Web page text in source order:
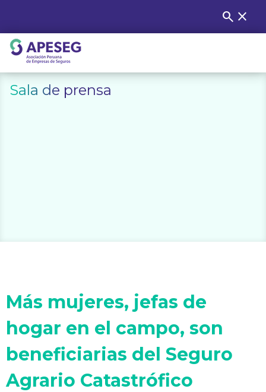
content
Buscar:
search close
APESEG
Sala de prensa
Más mujeres, jefas de
hogar en el campo, son
beneficiarias del Seguro
Agrario Catastrófico